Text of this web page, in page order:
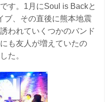
す。1月にSoul is Backと
ブ、その直後に熊本地震
われていくつかのバンド
も友人が増えていたの
た。